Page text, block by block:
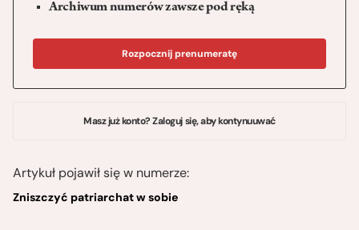
Archiwum numerów zawsze pod ręką
Rozpocznij prenumeratę
Masz już konto? Zaloguj się, aby kontynuuwać
Artykuł pojawił się w numerze:
Zniszczyć patriarchat w sobie